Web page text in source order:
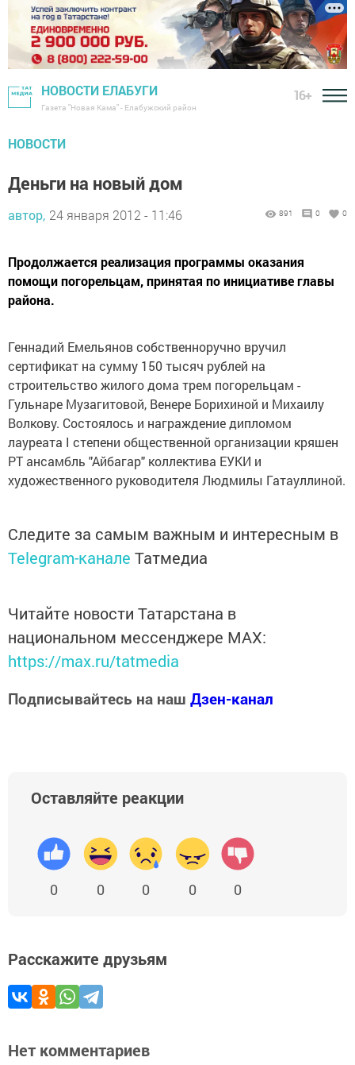
НОВОСТИ ЕЛАБУГИ
Газета "Новая Кама" - Елабужский район
16+
НОВОСТИ
Деньги на новый дом
автор, 24 января 2012 - 11:46 891 0 0
Продолжается реализация программы оказания
помощи погорельцам, принятая по инициативе главы
района.
Геннадий Емельянов собственноручно вручил
сертификат на сумму 150 тысяч рублей на
строительство жилого дома трем погорельцам -
Гульнаре Музагитовой, Венере Борихиной и Михаилу
Волкову. Состоялось и награждение дипломом
лауреата I степени общественной организации кряшен
РТ ансамбль "Айбагар" коллектива ЕУКИ и
художественного руководителя Людмилы Гатауллиной.
Следите за самым важным и интересным в
Telegram-канале Татмедиа
Читайте новости Татарстана в
национальном мессенджере MАХ:
https://max.ru/tatmedia
Подписывайтесь на наш Дзен-канал
Оставляйте реакции
0 0 0 0 0
Расскажите друзьям
Нет комментариев